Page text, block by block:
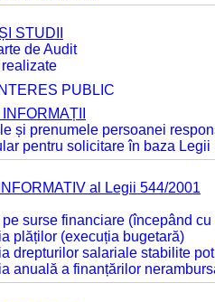
STUDII
de Audit
PUBLIC
și prenumele persoanei
pentru solicitare în baza Legii
al Legii 544/2001
pe surse financiare (începând
plăților (execuția bugetară)
drepturilor salariale stabilite
anuală a finanțărilor